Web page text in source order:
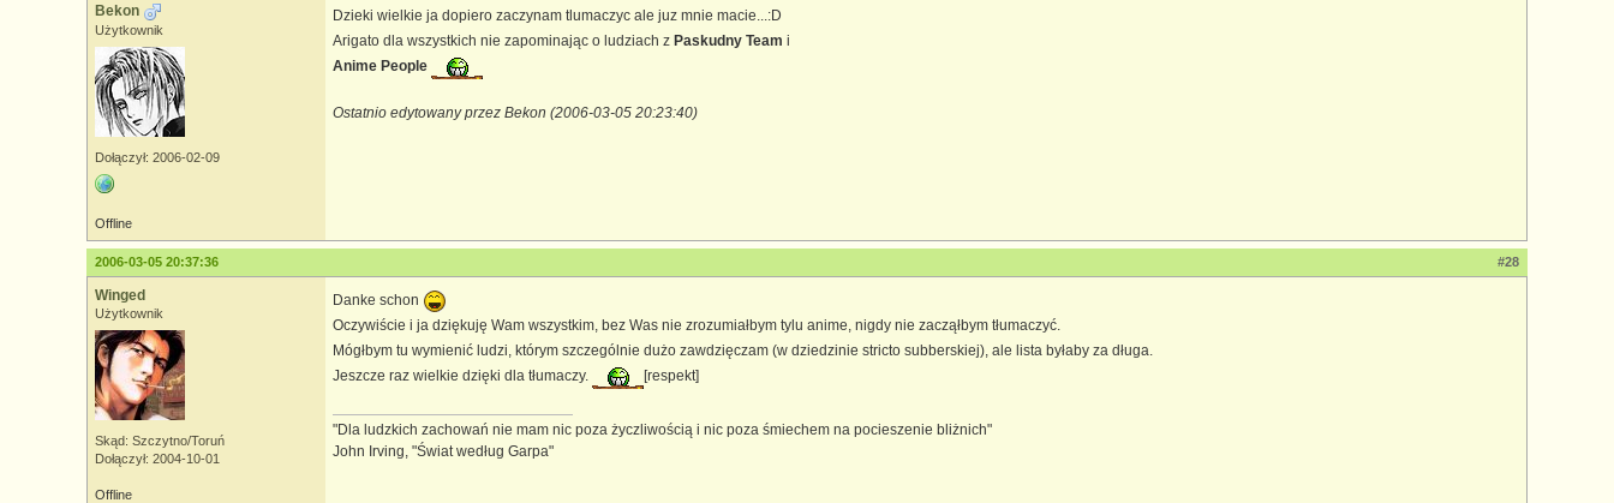
Bekon
Użytkownik
Dołączył: 2006-02-09
Dzieki wielkie ja dopiero zaczynam tlumaczyc ale juz mnie macie...:D
Arigato dla wszystkich nie zapominając o ludziach z Paskudny Team i
Anime People
Ostatnio edytowany przez Bekon (2006-03-05 20:23:40)
Offline
#28
2006-03-05 20:37:36
Winged
Użytkownik
Skąd: Szczytno/Toruń
Dołączył: 2004-10-01
Danke schon
Oczywiście i ja dziękuję Wam wszystkim, bez Was nie zrozumiałbym tylu anime, nigdy nie zacząłbym tłumaczyć.
Mógłbym tu wymienić ludzi, którym szczególnie dużo zawdzięczam (w dziedzinie stricto subberskiej), ale lista byłaby za długa.
Jeszcze raz wielkie dzięki dla tłumaczy.
[respekt]
"Dla ludzkich zachowań nie mam nic poza życzliwością i nic poza śmiechem na pocieszenie bliżnich"
John Irving, "Świat według Garpa"
Offline